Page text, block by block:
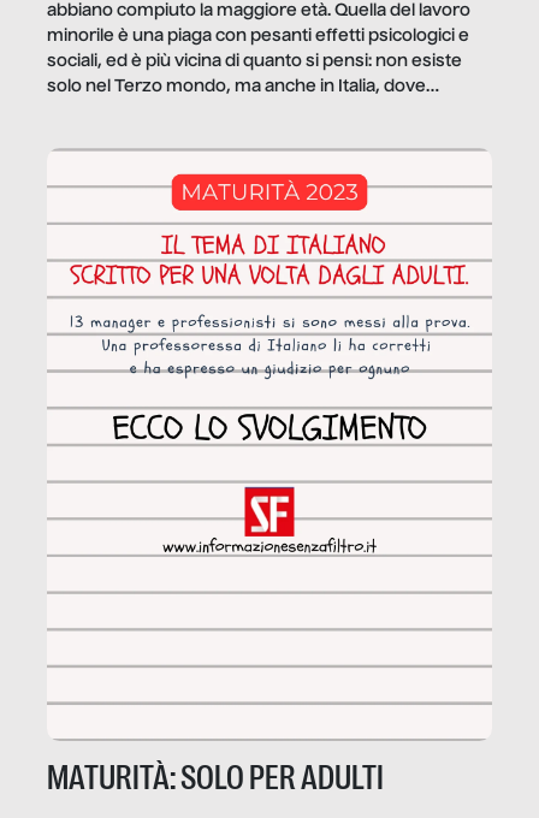
abbiano compiuto la maggiore età. Quella del lavoro
minorile è una piaga con pesanti effetti psicologici e
sociali, ed è più vicina di quanto si pensi: non esiste
solo nel Terzo mondo, ma anche in Italia, dove
MATURITÀ: SOLO PER ADULTI